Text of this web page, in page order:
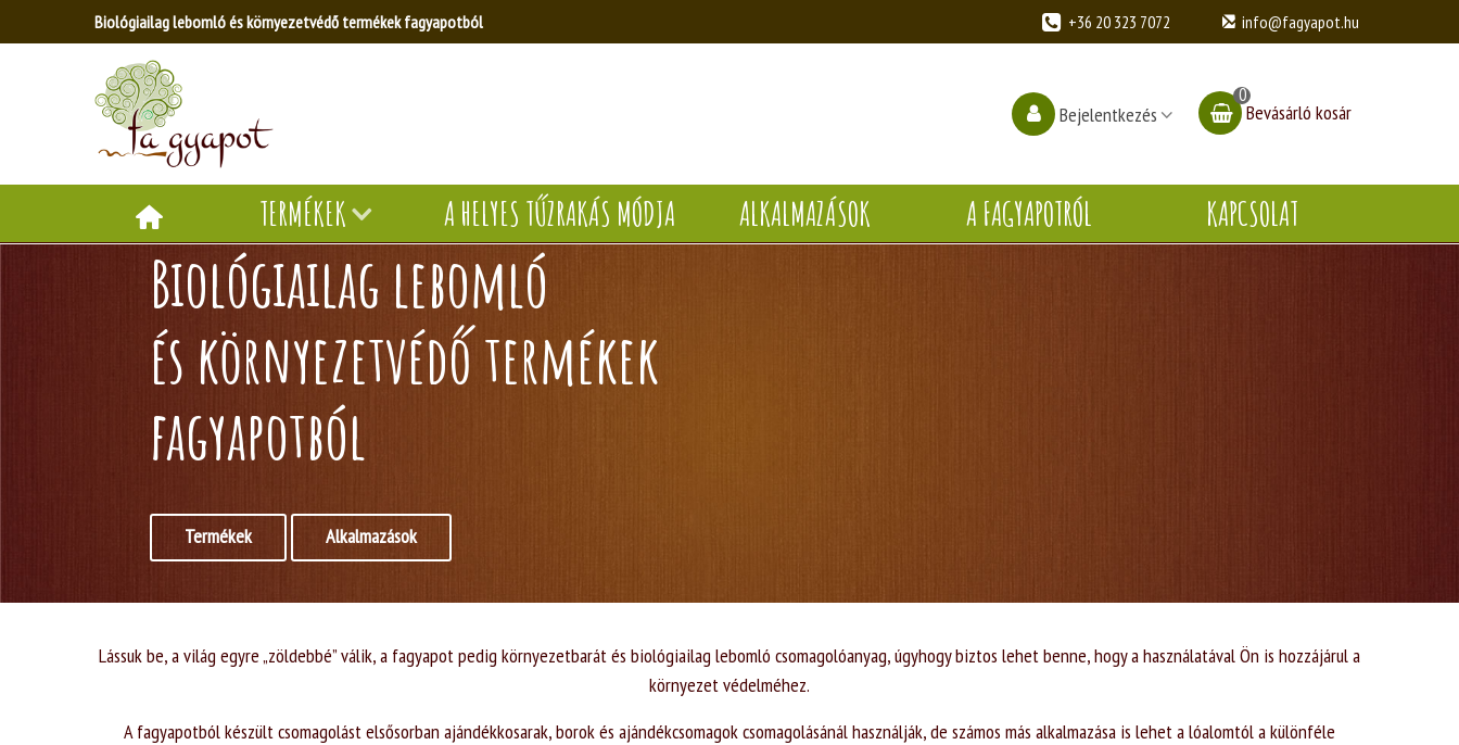
Biológiailag lebomló és környezetvédő termékek fagyapotból +36 20 323 7072 info@fagyapot.hu
Bejelentkezés
0
Bevásárló kosár
TERMÉKEK A HELYES TŰZRAKÁS MÓDJA ALKALMAZÁSOK A FAGYAPOTRÓL KAPCSOLAT
Biológiailag lebomló
és környezetvédő termékek
fagyapotból
Termékek Alkalmazások
Lássuk be, a világ egyre „zöldebbé” válik, a fagyapot pedig környezetbarát és biológiailag lebomló csomagolóanyag, úgyhogy biztos lehet benne, hogy a használatával Ön is hozzájárul a
környezet védelméhez.
A fagyapotból készült csomagolást elsősorban ajándékkosarak, borok és ajándékcsomagok csomagolásánál használják, de számos más alkalmazása is lehet a lóalomtól a különféle